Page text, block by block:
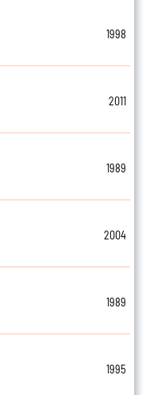
1998
2011
1989
2004
1989
1995